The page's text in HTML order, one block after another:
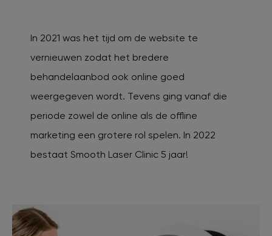
In 2021 was het tijd om de website te
vernieuwen zodat het bredere
behandelaanbod ook online goed
weergegeven wordt. Tevens ging vanaf die
periode zowel de online als de offline
marketing een grotere rol spelen. In 2022
bestaat Smooth Laser Clinic 5 jaar!